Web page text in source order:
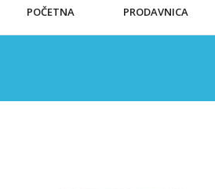
POČETNA PRODAVNICA